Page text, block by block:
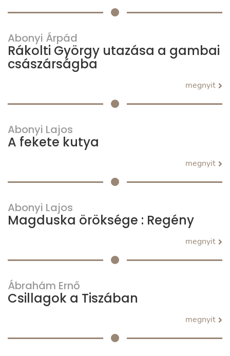
Abonyi Árpád
Rákolti György utazása a gambai
császárságba
megnyit
Abonyi Lajos
A fekete kutya
megnyit
Abonyi Lajos
Magduska öröksége : Regény
megnyit
Ábrahám Ernő
Csillagok a Tiszában
megnyit